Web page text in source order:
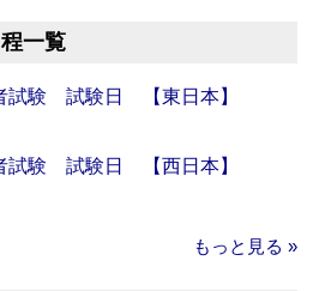
一覧
試験 試験日 【東日本】
試験 試験日 【西日本】
もっと見る »